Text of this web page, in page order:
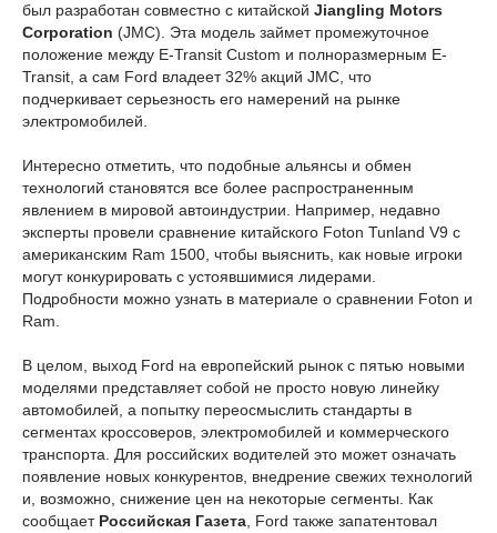
был разработан совместно с китайской Jiangling Motors
Corporation (JMC). Эта модель займет промежуточное
положение между E-Transit Custom и полноразмерным E-
Transit, а сам Ford владеет 32% акций JMC, что
подчеркивает серьезность его намерений на рынке
электромобилей.
Интересно отметить, что подобные альянсы и обмен
технологий становятся все более распространенным
явлением в мировой автоиндустрии. Например, недавно
эксперты провели сравнение китайского Foton Tunland V9 с
американским Ram 1500, чтобы выяснить, как новые игроки
могут конкурировать с устоявшимися лидерами.
Подробности можно узнать в материале о сравнении Foton и
Ram.
В целом, выход Ford на европейский рынок с пятью новыми
моделями представляет собой не просто новую линейку
автомобилей, а попытку переосмыслить стандарты в
сегментах кроссоверов, электромобилей и коммерческого
транспорта. Для российских водителей это может означать
появление новых конкурентов, внедрение свежих технологий
и, возможно, снижение цен на некоторые сегменты. Как
сообщает Российская Газета , Ford также запатентовал